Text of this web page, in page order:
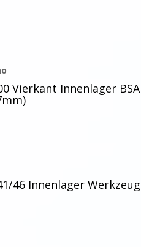
Vierkant Innenlager BSA
46 Innenlager Werkzeug